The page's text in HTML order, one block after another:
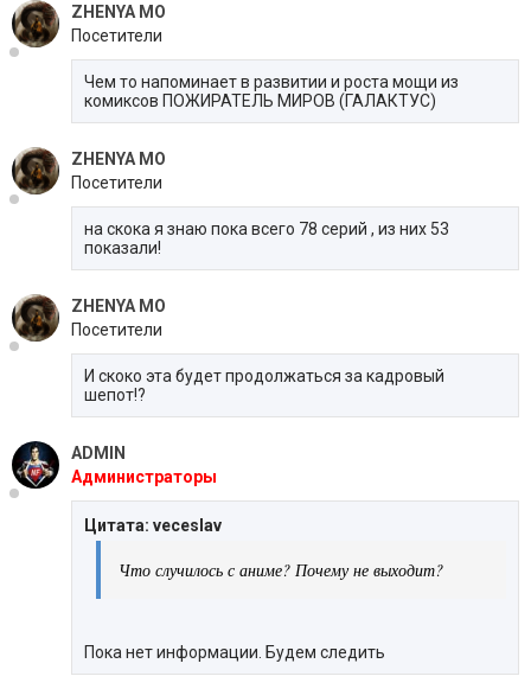
ZHENYA MO
Посетители
Чем то напоминает в развитии и роста мощи из
комиксов ПОЖИРАТЕЛЬ МИРОВ (ГАЛАКТУС)
ZHENYA MO
Посетители
на скока я знаю пока всего 78 серий , из них 53
показали!
ZHENYA MO
Посетители
И скоко эта будет продолжаться за кадровый
шепот!?
ADMIN
Администраторы
Цитата: veceslav
Что случилось с аниме? Почему не выходит?
Пока нет информации. Будем следить